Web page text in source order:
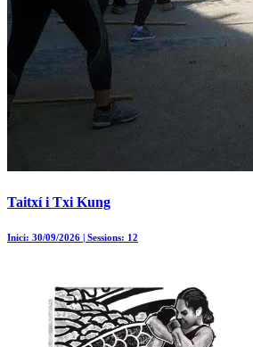
Taitxí i Txi Kung
Inici: 30/09/2026 | Sessions: 12